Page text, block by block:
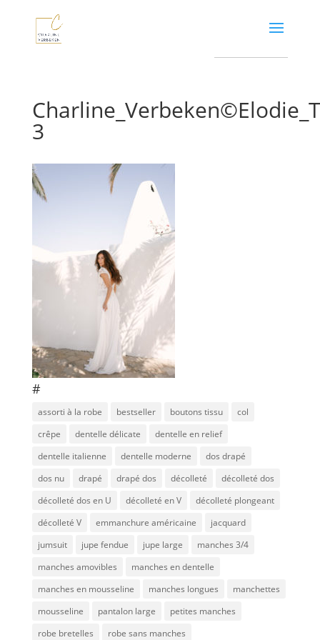
3
#
assorti à la robe bestseller boutons tissu
col
crêpe
dentelle délicate
dentelle en relief
dentelle italienne
dentelle moderne
dos drapé
dos nu
drapé drapé dos décolleté
décolleté dos
décolleté dos en U
décolleté en V
décolleté plongeant
décolleté V
emmanchure américaine
jacquard
jumsuit
jupe fendue jupe large
manches 3/4
manches amovibles
manches en dentelle
manches en mousseline
manches longues
manchettes
mousseline
pantalon large
petites manches
robe bretelles
robe sans manches